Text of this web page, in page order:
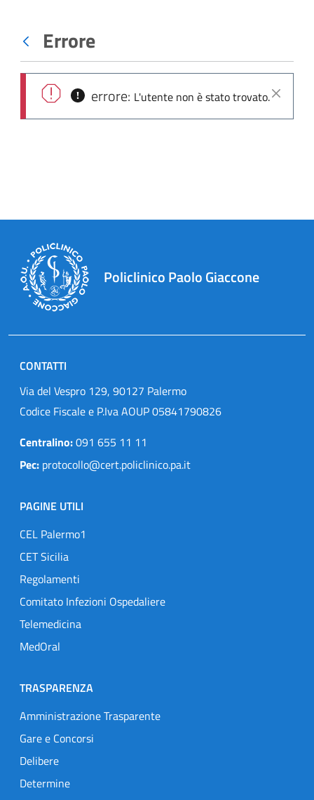
Indietro
Errore
Chiudi
errore: L'utente non è stato trovato.
Policlinico Paolo Giaccone
CONTATTI
Via del Vespro 129, 90127 Palermo
Codice Fiscale e P.Iva AOUP 05841790826
Centralino:091 655 11 11
Pec: protocollo@cert.policlinico.pa.it
PAGINE UTILI
CEL Palermo1
CET Sicilia
Regolamenti
Comitato Infezioni Ospedaliere
Telemedicina
MedOral
TRASPARENZA
Amministrazione Trasparente
Gare e Concorsi
Delibere
Determine